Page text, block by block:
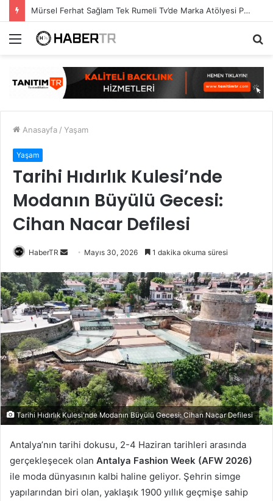
Mürsel Ferhat Sağlam Tek Rumeli Tv’de Marka Atölyesi Programına Konuk Oldu
Menü
Anasayfa / Yaşam
Yaşam
Tarihi Hıdırlık Kulesi’nde
Modanın Büyülü Gecesi:
Cihan Nacar Defilesi
HaberTR
Bir
posta
göndermek
Mayıs 30, 2026 1 dakika okuma süresi
Tarihi Hıdırlık Kulesi'nde Modanın Büyülü Gecesi: Cihan Nacar Defilesi
Antalya’nın tarihi dokusu, 2-4 Haziran tarihleri arasında
gerçekleşecek olan Antalya Fashion Week (AFW 2026)
ile moda dünyasının kalbi haline geliyor. Şehrin simge
yapılarından biri olan, yaklaşık 1900 yıllık geçmişe sahip